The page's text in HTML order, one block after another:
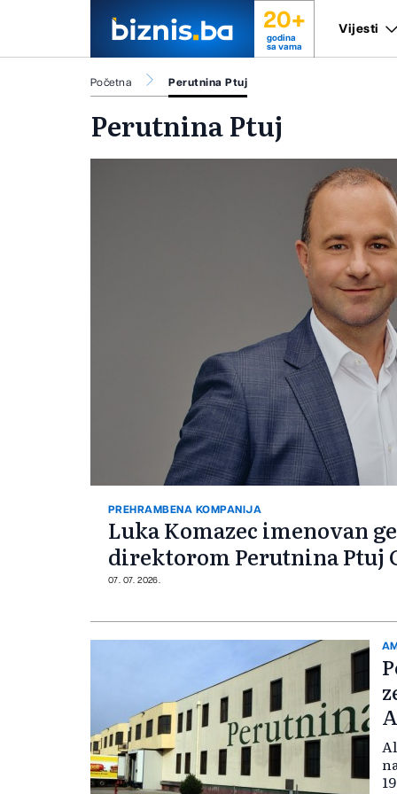
20+
godina
sa vama
Vijesti
Početna Perutnina Ptuj
Perutnina Ptuj
PREHRAMBENA KOMPANIJA
Luka Komazec imenovan
direktorom Perutnina Ptuj
07. 07. 2026.